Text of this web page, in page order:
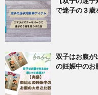
で迷子の３歳
双子はお腹が
の妊娠中のお